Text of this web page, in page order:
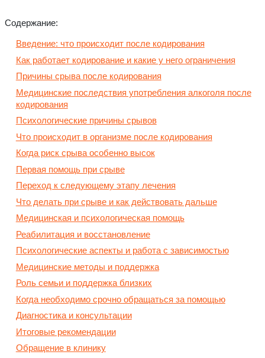
Содержание:
Введение: что происходит после кодирования
Как работает кодирование и какие у него ограничения
Причины срыва после кодирования
Медицинские последствия употребления алкоголя после
кодирования
Психологические причины срывов
Что происходит в организме после кодирования
Когда риск срыва особенно высок
Первая помощь при срыве
Переход к следующему этапу лечения
Что делать при срыве и как действовать дальше
Медицинская и психологическая помощь
Реабилитация и восстановление
Психологические аспекты и работа с зависимостью
Медицинские методы и поддержка
Роль семьи и поддержка близких
Когда необходимо срочно обращаться за помощью
Диагностика и консультации
Итоговые рекомендации
Обращение в клинику